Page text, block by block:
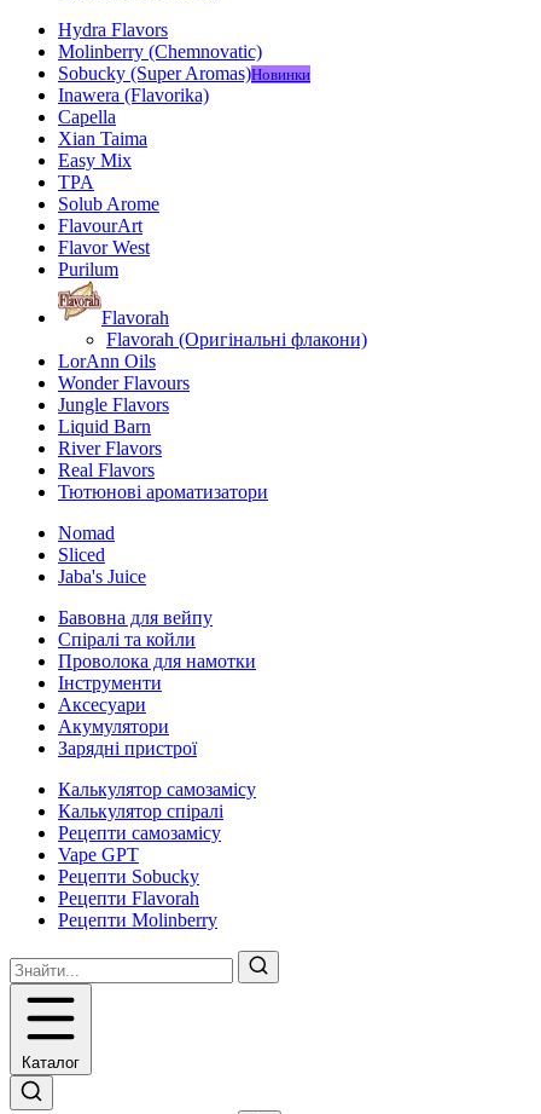
Hydra Flavors
Molinberry (Chemnovatic)
Sobucky (Super Aromas)Новинки
Inawera (Flavorika)
Capella
Xian Taima
Easy Mix
TPA
Solub Arome
FlavourArt
Flavor West
Purilum
Flavorah
Flavorah (Оригінальні флакони)
LorAnn Oils
Wonder Flavours
Jungle Flavors
Liquid Barn
River Flavors
Real Flavors
Тютюнові ароматизатори
Nomad
Sliced
Jaba's Juice
Бавовна для вейпу
Спіралі та койли
Проволока для намотки
Інструменти
Аксесуари
Акумулятори
Зарядні пристрої
Калькулятор самозамісу
Калькулятор спіралі
Рецепти самозамісу
Vape GPT
Рецепти Sobucky
Рецепти Flavorah
Рецепти Molinberry
Каталог